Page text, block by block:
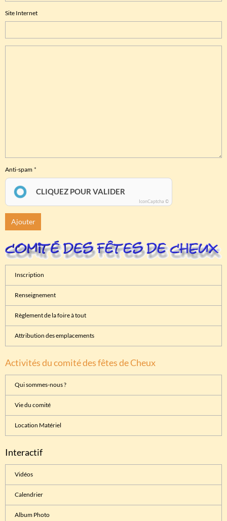
Site Internet
Anti-spam
CLIQUEZ POUR VALIDER
IconCaptcha ©
Ajouter
Inscription
Renseignement
Règlement de la foire à tout
Attribution des emplacements
Activités du comité des fêtes de Cheux
Qui sommes-nous ?
Vie du comité
Location Matériel
Interactif
Vidéos
Calendrier
Album Photo